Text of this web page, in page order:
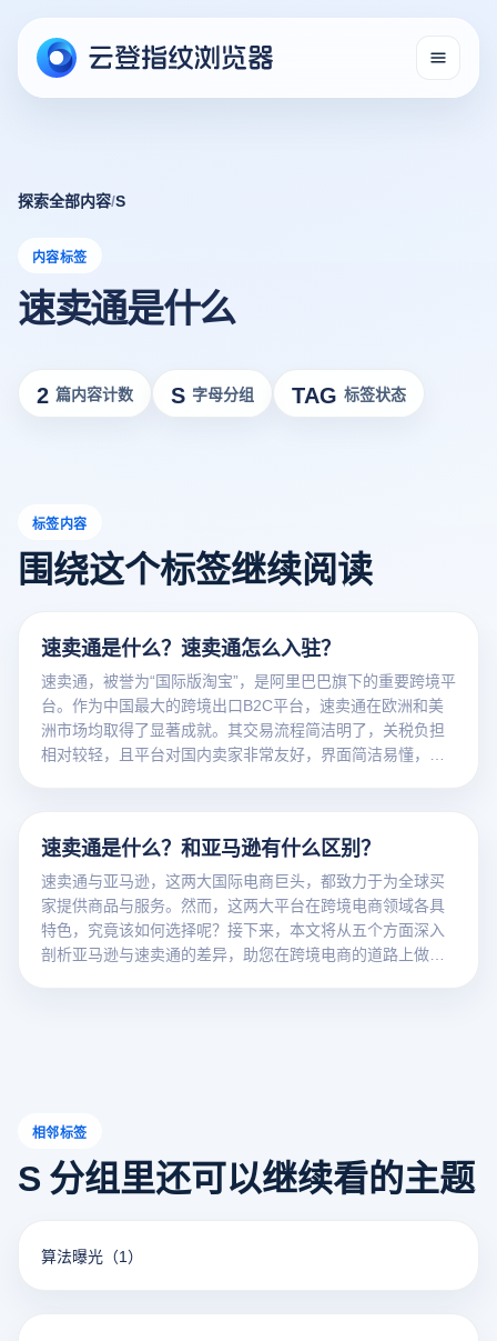
探索全部内容/S
内容标签
速卖通是什么
2 篇内容计数 S 字母分组 TAG 标签状态
标签内容
围绕这个标签继续阅读
速卖通是什么？速卖通怎么入驻？
速卖通，被誉为“国际版淘宝”，是阿里巴巴旗下的重要跨境平
台。作为中国最大的跨境出口B2C平台，速卖通在欧洲和美
洲市场均取得了显著成就。其交易流程简洁明了，关税负担
相对较轻，且平台对国内卖家非常友好，界面简洁易懂，支
速卖通是什么？和亚马逊有什么区别？
速卖通与亚马逊，这两大国际电商巨头，都致力于为全球买
家提供商品与服务。然而，这两大平台在跨境电商领域各具
特色，究竟该如何选择呢？接下来，本文将从五个方面深入
剖析亚马逊与速卖通的差异，助您在跨境电商的道路上做出
相邻标签
S 分组里还可以继续看的主题
算法曝光 （1）